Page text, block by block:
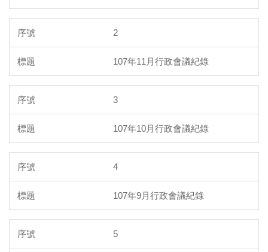
2
107年11月行政會議紀錄
3
107年10月行政會議紀錄
4
107年9月行政會議紀錄
5